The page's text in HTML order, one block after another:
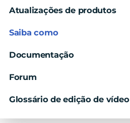
Atualizações de produtos
Saiba como
Documentação
Forum
Glossário de edição de vídeo